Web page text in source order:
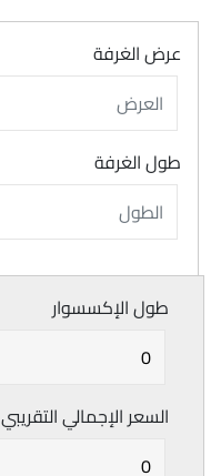
عرض الغرفة
طول الغرفة
طول الإكسسوار
السعر الإجمالي التقريبي